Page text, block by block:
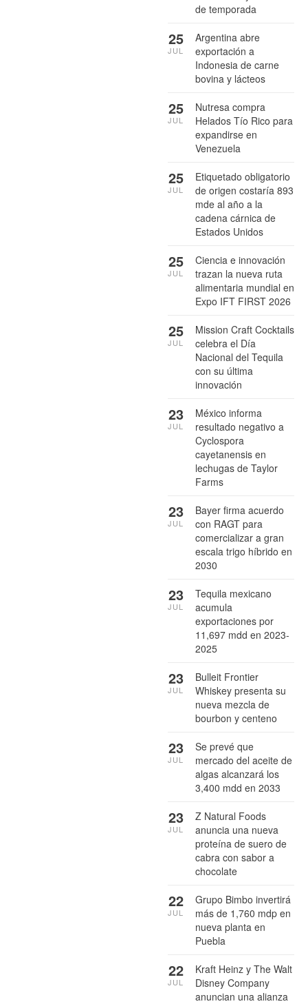
de temporada
Argentina abre
exportación a
Indonesia de carne
bovina y lácteos
25
JUL
Nutresa compra
Helados Tío Rico para
expandirse en
Venezuela
25
JUL
Etiquetado obligatorio
de origen costaría 893
mde al año a la
cadena cárnica de
Estados Unidos
25
JUL
Ciencia e innovación
trazan la nueva ruta
alimentaria mundial en
Expo IFT FIRST 2026
25
JUL
Mission Craft Cocktails
celebra el Día
Nacional del Tequila
con su última
innovación
25
JUL
México informa
resultado negativo a
Cyclospora
cayetanensis en
lechugas de Taylor
Farms
23
JUL
Bayer firma acuerdo
con RAGT para
comercializar a gran
escala trigo híbrido en
2030
23
JUL
Tequila mexicano
acumula
exportaciones por
11,697 mdd en 2023-
2025
23
JUL
Bulleit Frontier
Whiskey presenta su
nueva mezcla de
bourbon y centeno
23
JUL
Se prevé que
mercado del aceite de
algas alcanzará los
3,400 mdd en 2033
23
JUL
Z Natural Foods
anuncia una nueva
proteína de suero de
cabra con sabor a
chocolate
23
JUL
Grupo Bimbo invertirá
más de 1,760 mdp en
nueva planta en
Puebla
22
JUL
Kraft Heinz y The Walt
Disney Company
anuncian una alianza
22
JUL